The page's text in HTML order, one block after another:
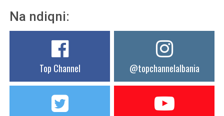
Na ndiqni:
Top Channel @topchannelalbania